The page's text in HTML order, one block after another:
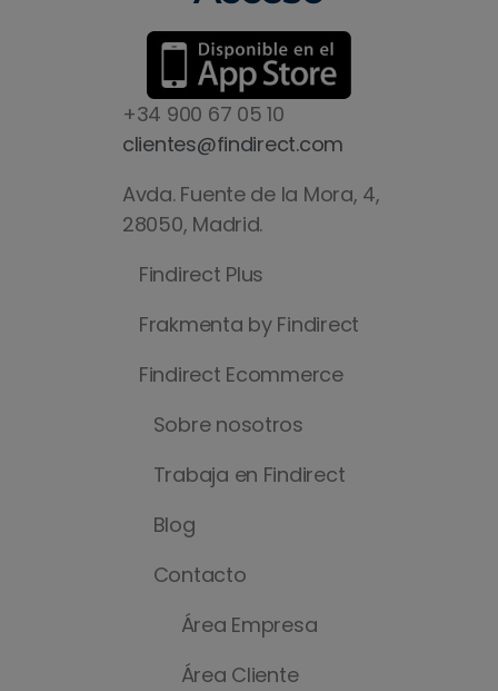
+34 900 67 05 10
clientes@findirect.com
Avda. Fuente de la Mora, 4,
28050, Madrid.
Findirect Plus
Frakmenta by Findirect
Findirect Ecommerce
Sobre nosotros
Trabaja en Findirect
Blog
Contacto
Área Empresa
Área Cliente